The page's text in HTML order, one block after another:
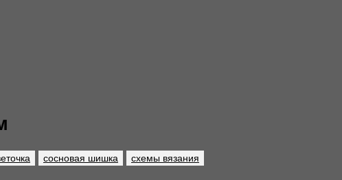
сосновая шишка схемы вязания